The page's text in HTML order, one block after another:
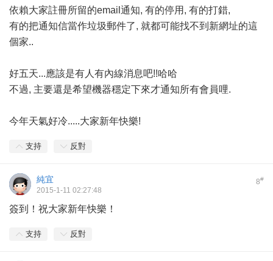
依賴大家註冊所留的email通知, 有的停用, 有的打錯,
有的把通知信當作垃圾郵件了, 就都可能找不到新網址的這
個家..
好五天...應該是有人有內線消息吧!!哈哈
不過, 主要還是希望機器穩定下來才通知所有會員哩.
今年天氣好冷.....大家新年快樂!
支持 反對
8#
純宜
2015-1-11 02:27:48
簽到！祝大家新年快樂！
支持 反對